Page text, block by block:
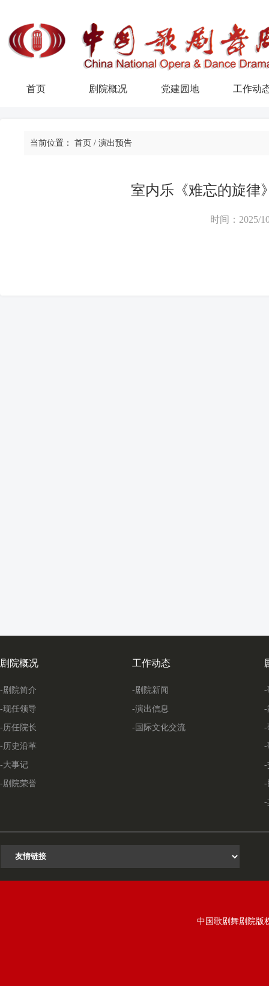
首页 剧院概况 党建园地 工作动
当前位置： 首页 / 演出预告
室内乐《难忘的旋律
时间：2025/
剧院概况
-剧院简介
-现任领导
-历任院长
-历史沿革
-大事记
-剧院荣誉
工作动态
-剧院新闻
-演出信息
-国际文化交流
-
-
-
-
-
-
-
中国歌剧舞剧院版